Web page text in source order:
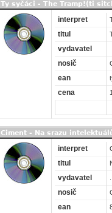
Ty syčáci - The Tramp!(ti
interpret
titul
vydavatel
nosič
ean
cena
Ciment - Na srazu
interpret
titul
vydavatel .
nosič
ean